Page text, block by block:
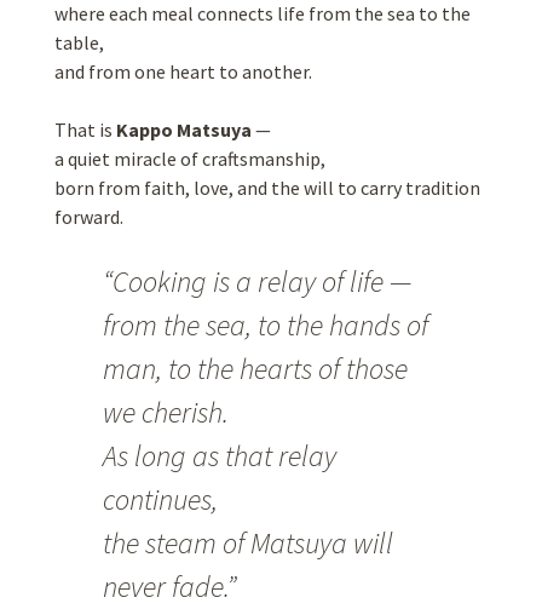
where each meal connects life from the sea to the
table,
and from one heart to another.
That is Kappo Matsuya —
a quiet miracle of craftsmanship,
born from faith, love, and the will to carry tradition
forward.
“Cooking is a relay of life —
from the sea, to the hands of
man, to the hearts of those
we cherish.
As long as that relay
continues,
the steam of Matsuya will
never fade.”